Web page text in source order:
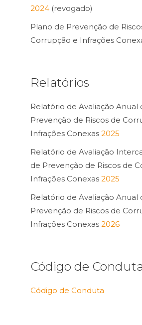
2024 (revogado)
Plano de Prevenção de
Corrupção e Infrações
Relatórios
Relatório de Avaliação Anual
Prevenção de Riscos de
Infrações Conexas 2025
Relatório de Avaliação
de Prevenção de Riscos de
Infrações Conexas 2025
Relatório de Avaliação Anual
Prevenção de Riscos de
Infrações Conexas 2026
Código de Conduta
Código de Conduta